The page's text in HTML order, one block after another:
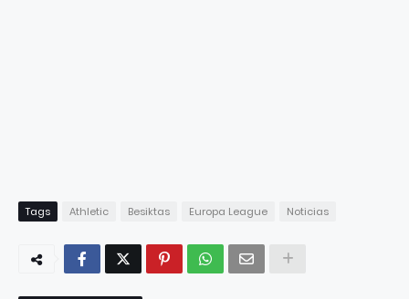
Tags Athletic Besiktas Europa League Noticias